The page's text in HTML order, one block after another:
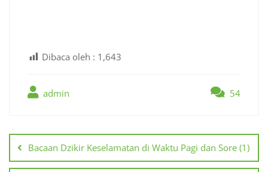
Dibaca oleh : 1,643
admin 54
navigation
Bacaan Dzikir Keselamatan di Waktu Pagi dan Sore (1)